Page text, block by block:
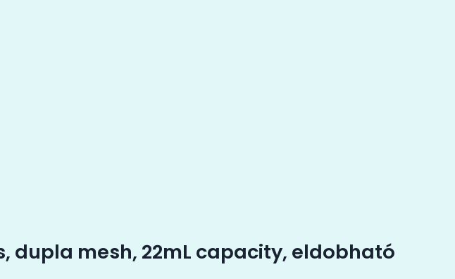
dupla mesh, 22mL capacity, eldobható